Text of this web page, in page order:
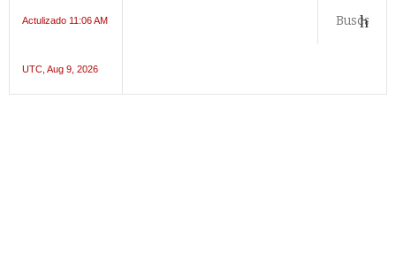
Actulizado 11:06 AM
UTC, Aug 9, 2026